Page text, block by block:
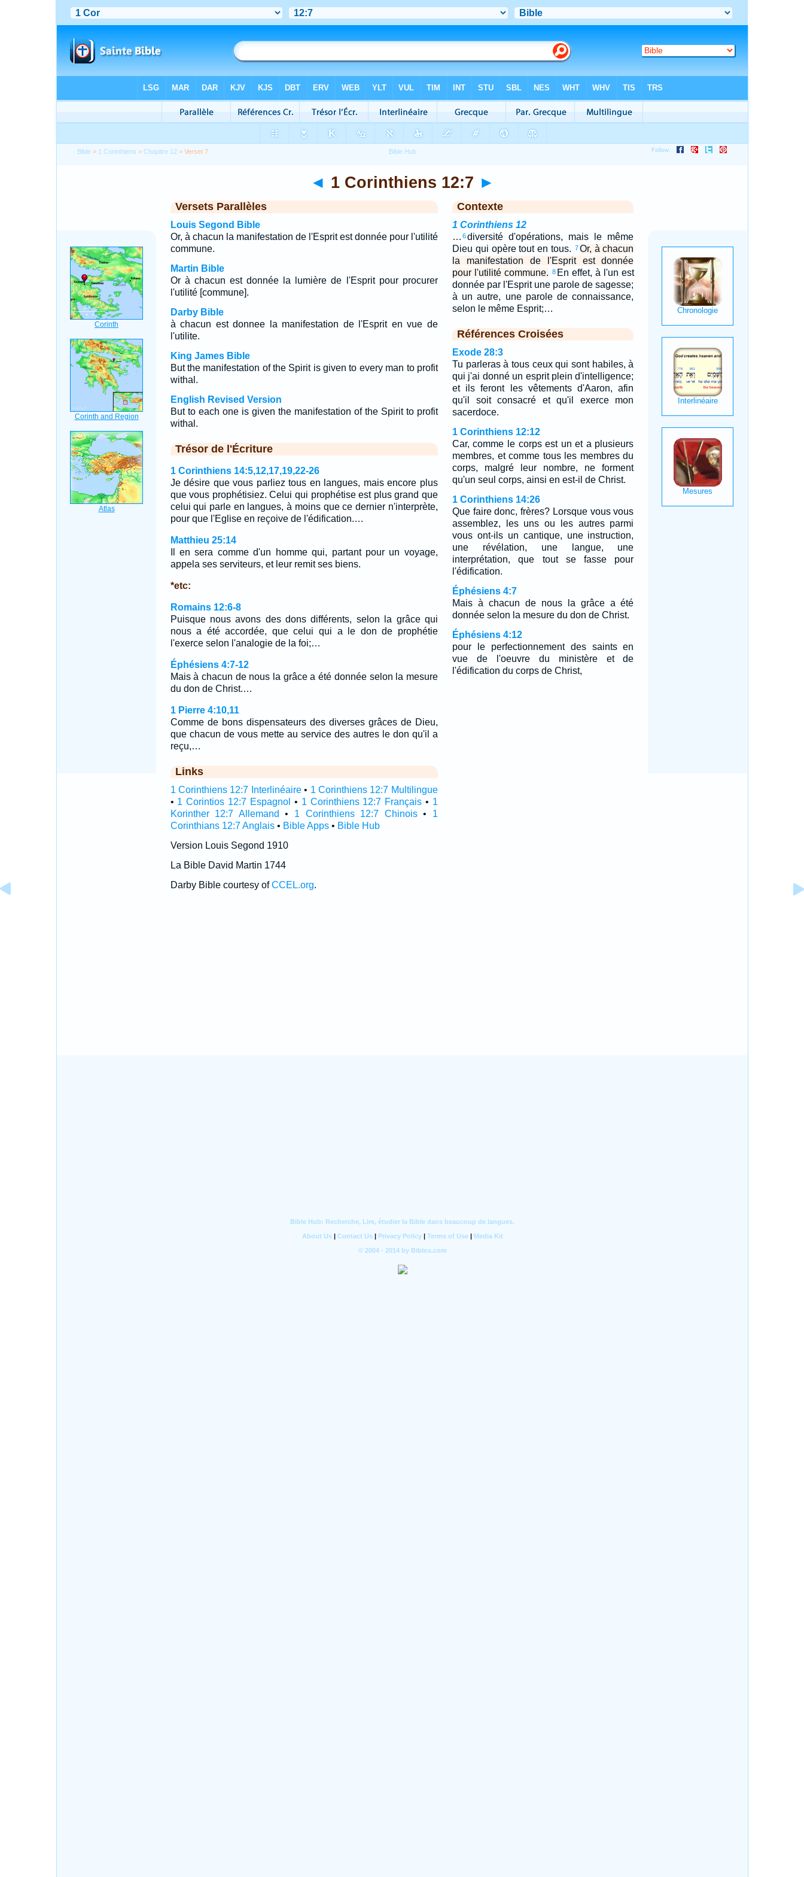
Bible > 1 Corinthiens >Chapitre 12 > Verset 7
◄ 1 Corinthiens 12:7 ►
Versets Parallèles
Louis Segond Bible
Or, à chacun la manifestation de l'Esprit est donnée pour l'utilité
commune.
Martin Bible
Or à chacun est donnée la lumière de l'Esprit pour procurer
l'utilité [commune].
Darby Bible
à chacun est donnee la manifestation de l'Esprit en vue de
l'utilite.
King James Bible
But the manifestation of the Spirit is given to every man to profit
withal.
English Revised Version
But to each one is given the manifestation of the Spirit to profit
withal.
Trésor de l'Écriture
1 Corinthiens 14:5,12,17,19,22-26
Je désire que vous parliez tous en langues, mais encore plus
que vous prophétisiez. Celui qui prophétise est plus grand que
celui qui parle en langues, à moins que ce dernier n'interprète,
pour que l'Eglise en reçoive de l'édification.…
Matthieu 25:14
Il en sera comme d'un homme qui, partant pour un voyage,
appela ses serviteurs, et leur remit ses biens.
*etc:
Romains 12:6-8
Puisque nous avons des dons différents, selon la grâce qui
nous a été accordée, que celui qui a le don de prophétie
l'exerce selon l'analogie de la foi;…
Éphésiens 4:7-12
Mais à chacun de nous la grâce a été donnée selon la mesure
du don de Christ.…
1 Pierre 4:10,11
Comme de bons dispensateurs des diverses grâces de Dieu,
que chacun de vous mette au service des autres le don qu'il a
reçu,…
Links
1 Corinthiens 12:7 Interlinéaire• 1 Corinthiens 12:7 Multilingue
• 1 Corintios 12:7 Espagnol • 1 Corinthiens 12:7 Français • 1
Korinther 12:7 Allemand
• 1 Corinthiens 12:7 Chinois• 1
Corinthians 12:7 Anglais• Bible Apps• Bible Hub
Version Louis Segond 1910
La Bible David Martin 1744
Darby Bible courtesy ofCCEL.org.
Contexte
1 Corinthiens 12
… 6diversité d'opérations, mais le même
Dieu qui opère tout en tous. 7Or, à chacun
la manifestation de l'Esprit est donnée
pour l'utilité commune. 8 En effet, à l'un est
donnée par l'Esprit une parole de sagesse;
à un autre, une parole de connaissance,
selon le même Esprit;…
Références Croisées
Exode 28:3
Tu parleras à tous ceux qui sont habiles, à
qui j'ai donné un esprit plein d'intelligence;
et ils feront les vêtements d'Aaron, afin
qu'il soit consacré et qu'il exerce mon
sacerdoce.
1 Corinthiens 12:12
Car, comme le corps est un et a plusieurs
membres, et comme tous les membres du
corps, malgré leur nombre, ne forment
qu'un seul corps, ainsi en est-il de Christ.
1 Corinthiens 14:26
Que faire donc, frères? Lorsque vous vous
assemblez, les uns ou les autres parmi
vous ont-ils un cantique, une instruction,
une révélation, une langue, une
interprétation, que tout se fasse pour
l'édification.
Éphésiens 4:7
Mais à chacun de nous la grâce a été
donnée selon la mesure du don de Christ.
Éphésiens 4:12
pour le perfectionnement des saints en
vue de l'oeuvre du ministère et de
l'édification du corps de Christ,